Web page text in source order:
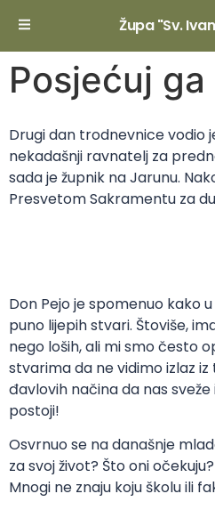
Župa "Sv.
Posjećuj
Drugi dan trodnevnice vodio
nekadašnji ravnatelj za
sada je župnik na Jarunu.
Presvetom Sakramentu za
Don Pejo je spomenuo kako
puno lijepih stvari. Štoviše,
nego loših, ali mi smo često
stvarima da ne vidimo izlaz
đavlovih načina da nas sveže
postoji!
Osvrnuo se na današnje
za svoj život? Što oni
Mnogi ne znaju koju školu ili